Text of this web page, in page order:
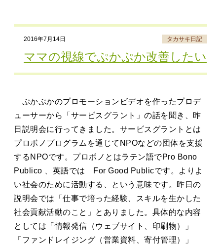
お休み中
わんど
でんぱた
ぷかぷかさんと
お知らせ ぷかぷか日記
アクセス 採用情報
お問い合わせ
2016年7月14日 タカサキ日記
ママの視線でぷかぷか改善したい
ぷかぷかのプロモーションビデオを作ったプロデ
ューサーから「サービスグラント」の話を聞き、昨
日説明会に行ってきました。サービスグラントとは
プロボノプログラムを通じてNPOなどの団体を支援
するNPOです。プロボノとはラテン語でPro Bono
Publico 、英語では For Good Publicです。よりよ
い社会のために活動する、という意味です。昨日の
説明会では「仕事で培った経験、スキルを生かした
社会貢献活動のこと」とありました。具体的な内容
としては「情報発信（ウェブサイト、印刷物）」
「ファンドレイジング（営業資料、寄付管理）」